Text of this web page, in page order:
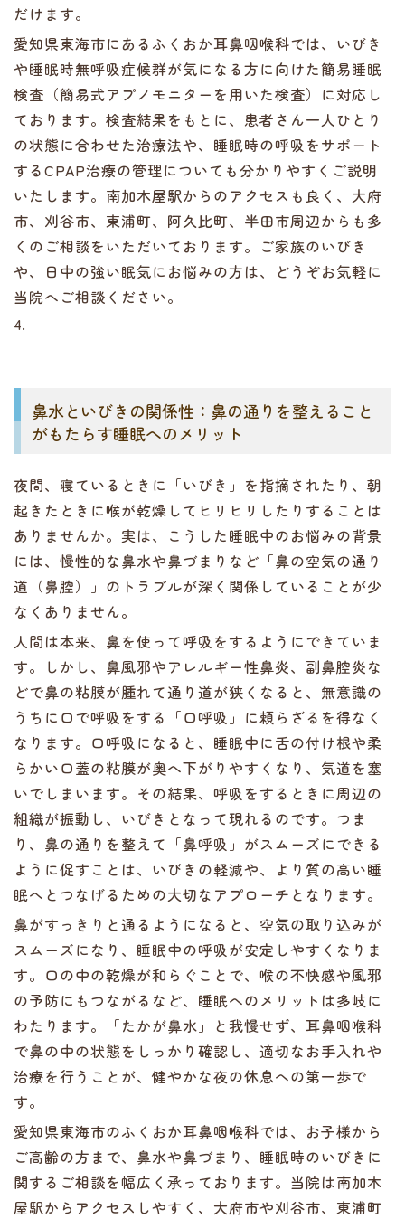
だけます。
愛知県東海市にあるふくおか耳鼻咽喉科では、いびき
や睡眠時無呼吸症候群が気になる方に向けた簡易睡眠
検査（簡易式アプノモニターを用いた検査）に対応し
ております。検査結果をもとに、患者さん一人ひとり
の状態に合わせた治療法や、睡眠時の呼吸をサポート
するCPAP治療の管理についても分かりやすくご説明
いたします。南加木屋駅からのアクセスも良く、大府
市、刈谷市、東浦町、阿久比町、半田市周辺からも多
くのご相談をいただいております。ご家族のいびき
や、日中の強い眠気にお悩みの方は、どうぞお気軽に
当院へご相談ください。
4.
鼻水といびきの関係性：鼻の通りを整えること
がもたらす睡眠へのメリット
夜間、寝ているときに「いびき」を指摘されたり、朝
起きたときに喉が乾燥してヒリヒリしたりすることは
ありませんか。実は、こうした睡眠中のお悩みの背景
には、慢性的な鼻水や鼻づまりなど「鼻の空気の通り
道（鼻腔）」のトラブルが深く関係していることが少
なくありません。
人間は本来、鼻を使って呼吸をするようにできていま
す。しかし、鼻風邪やアレルギー性鼻炎、副鼻腔炎な
どで鼻の粘膜が腫れて通り道が狭くなると、無意識の
うちに口で呼吸をする「口呼吸」に頼らざるを得なく
なります。口呼吸になると、睡眠中に舌の付け根や柔
らかい口蓋の粘膜が奥へ下がりやすくなり、気道を塞
いでしまいます。その結果、呼吸をするときに周辺の
組織が振動し、いびきとなって現れるのです。つま
り、鼻の通りを整えて「鼻呼吸」がスムーズにできる
ように促すことは、いびきの軽減や、より質の高い睡
眠へとつなげるための大切なアプローチとなります。
鼻がすっきりと通るようになると、空気の取り込みが
スムーズになり、睡眠中の呼吸が安定しやすくなりま
す。口の中の乾燥が和らぐことで、喉の不快感や風邪
の予防にもつながるなど、睡眠へのメリットは多岐に
わたります。「たかが鼻水」と我慢せず、耳鼻咽喉科
で鼻の中の状態をしっかり確認し、適切なお手入れや
治療を行うことが、健やかな夜の休息への第一歩で
す。
愛知県東海市のふくおか耳鼻咽喉科では、お子様から
ご高齢の方まで、鼻水や鼻づまり、睡眠時のいびきに
関するご相談を幅広く承っております。当院は南加木
屋駅からアクセスしやすく、大府市や刈谷市、東浦町